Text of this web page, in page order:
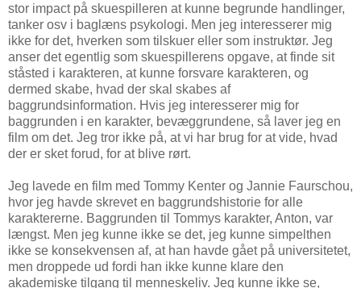
stor impact på skuespilleren at kunne begrunde handlinger,
tanker osv i baglæns psykologi. Men jeg interesserer mig
ikke for det, hverken som tilskuer eller som instruktør. Jeg
anser det egentlig som skuespillerens opgave, at finde sit
ståsted i karakteren, at kunne forsvare karakteren, og
dermed skabe, hvad der skal skabes af
baggrundsinformation. Hvis jeg interesserer mig for
baggrunden i en karakter, bevæggrundene, så laver jeg en
film om det. Jeg tror ikke på, at vi har brug for at vide, hvad
der er sket forud, for at blive rørt.
Jeg lavede en film med Tommy Kenter og Jannie Faurschou,
hvor jeg havde skrevet en baggrundshistorie for alle
karaktererne. Baggrunden til Tommys karakter, Anton, var
længst. Men jeg kunne ikke se det, jeg kunne simpelthen
ikke se konsekvensen af, at han havde gået på universitetet,
men droppede ud fordi han ikke kunne klare den
akademiske tilgang til menneskeliv. Jeg kunne ikke se,